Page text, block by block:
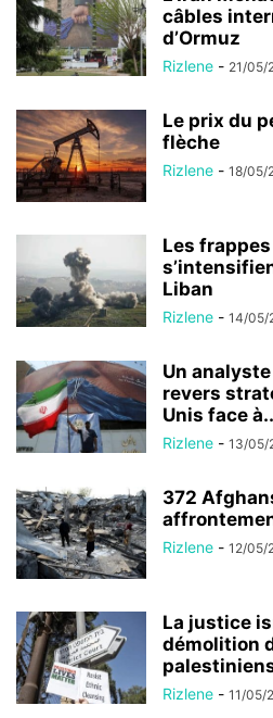
câbles
d’Ormuz
Rizlene - 21/05/
Le prix du
flèche
Rizlene - 18/05/
Les
Liban
Rizlene - 14/05/
Un
revers
Unis face
Rizlene - 13/05/
372
Rizlene - 12/05/
La justice
démolition
Rizlene - 11/05/